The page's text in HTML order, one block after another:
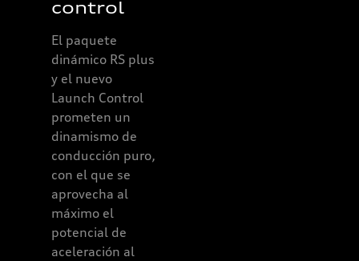
control
El paquete
dinámico RS plus
y el nuevo
Launch Control
prometen un
dinamismo de
conducción puro,
con el que se
aprovecha al
máximo el
potencial de
aceleración al